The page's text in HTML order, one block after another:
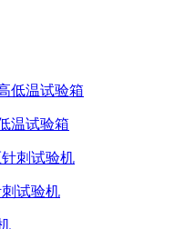
温试验箱
试验机